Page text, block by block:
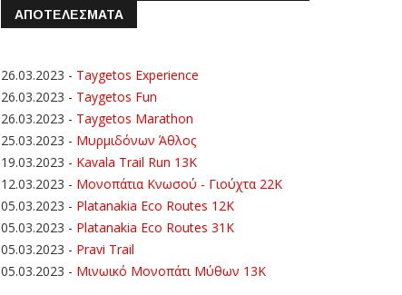
ΑΠΟΤΕΛΕΣΜΑΤΑ
26.03.2023 - Taygetos Experience
26.03.2023 - Taygetos Fun
26.03.2023 - Taygetos Marathon
25.03.2023 - Μυρμιδόνων Άθλος
19.03.2023 - Kavala Trail Run 13K
12.03.2023 - Μονοπάτια Κνωσού - Γιούχτα 22Κ
05.03.2023 - Platanakia Eco Routes 12K
05.03.2023 - Platanakia Eco Routes 31K
05.03.2023 - Pravi Trail
05.03.2023 - Μινωικό Μονοπάτι Μύθων 13Κ